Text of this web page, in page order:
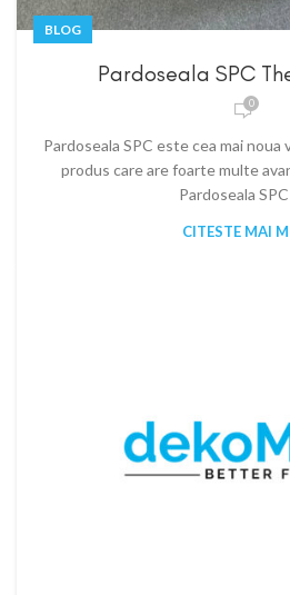
BLOG
Pardoseala SPC
0
Pardoseala SPC este cea mai noua
produs care are foarte multe
Pardoseala SPC
CITESTE MAI